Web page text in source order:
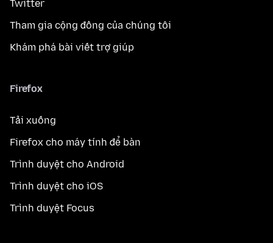
Twitter
Tham gia cộng đồng của chúng tôi
Khám phá bài viết trợ giúp
Firefox
Tải xuống
Firefox cho máy tính để bàn
Trình duyệt cho Android
Trình duyệt cho iOS
Trình duyệt Focus